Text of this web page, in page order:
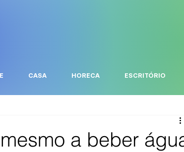
CASA HORECA ESCRITÓRIO
a beber